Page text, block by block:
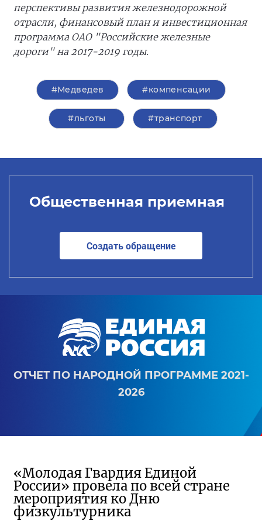
перспективы развития железнодорожной
отрасли, финансовый план и инвестиционная
программа ОАО "Российские железные
дороги" на 2017-2019 годы.
#Медведев #компенсации
#льготы #транспорт
Общественная приемная
Создать обращение
ОТЧЕТ ПО НАРОДНОЙ ПРОГРАММЕ 2021-
2026
«Молодая Гвардия Единой
России» провела по всей стране
мероприятия ко Дню
физкультурника